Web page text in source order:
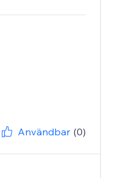
Användbar (0)